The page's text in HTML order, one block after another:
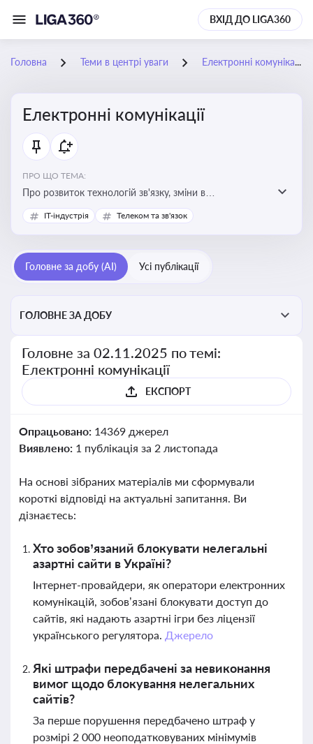
ВХІД ДО LIGA360
Головна Теми в центрі уваги Електронні комунікації
Електронні комунікації
ПРО ЩО ТЕМА:
Про розвиток технологій зв'язку, зміни в
законодавстві, регулювання ринку телекомунікацій,
інновації в сфері мобільних та інтернет-послуг
IT-індустрія Телеком та зв'язок
Головне за добу (AI) Усі публікації
ГОЛОВНЕ ЗА ДОБУ
Головне за 02.11.2025 по темі:
Електронні комунікації
ЕКСПОРТ
Опрацьовано: 14369 джерел
Виявлено: 1 публікація за 2 листопада
На основі зібраних матеріалів ми сформували
короткі відповіді на актуальні запитання. Ви
дізнаєтесь:
Хто зобов’язаний блокувати нелегальні
азартні сайти в Україні?
Інтернет-провайдери, як оператори електронних
комунікацій, зобов’язані блокувати доступ до
сайтів, які надають азартні ігри без ліцензії
українського регулятора. Джерело
Які штрафи передбачені за невиконання
вимог щодо блокування нелегальних
сайтів?
За перше порушення передбачено штраф у
розмірі 2 000 неоподатковуваних мінімумів